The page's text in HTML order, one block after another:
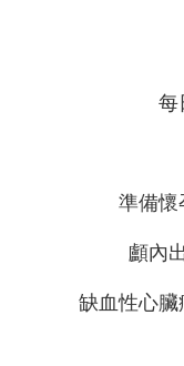
每
準備懷
顱內
缺血性心臟